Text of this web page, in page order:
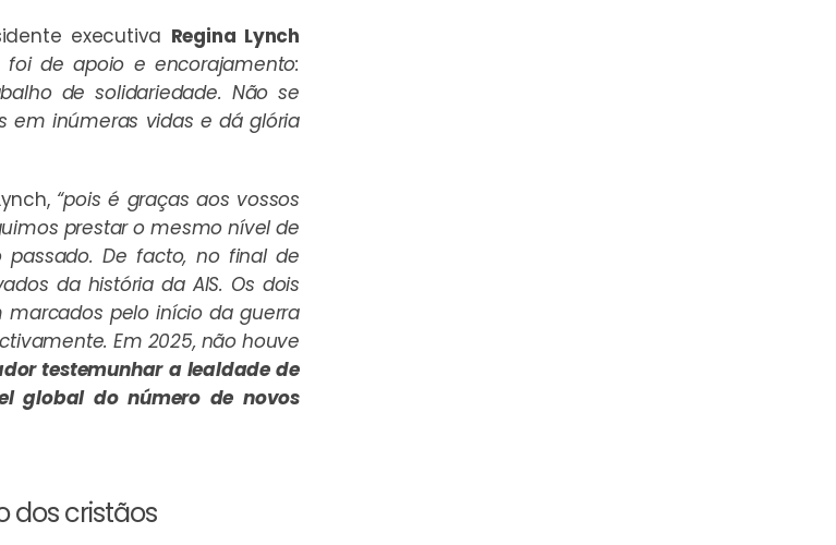
executiva Regina Lynch
de apoio e encorajamento:
de solidariedade. Não se
em inúmeras vidas e dá glória
“pois é graças aos vossos
prestar o mesmo nível de
De facto, no final de
da história da AIS. Os dois
pelo início da guerra
Em 2025, não houve
testemunhar a lealdade de
global do número de novos
dos cristãos